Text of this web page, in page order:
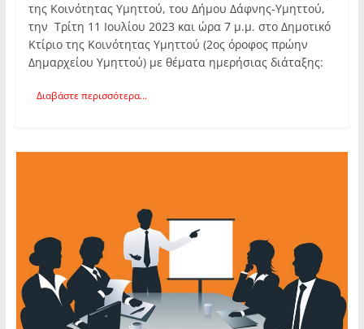
της Κοινότητας Υμηττού, του Δήμου Δάφνης-Υμηττού,
την Τρίτη 11 Ιουλίου 2023 και ώρα 7 μ.μ. στο Δημοτικό
Κτίριο της Κοινότητας Υμηττού (2ος όροφος πρώην
Δημαρχείου Υμηττού) με θέματα ημερήσιας διάταξης:
Διαβάστε περισσότερα...